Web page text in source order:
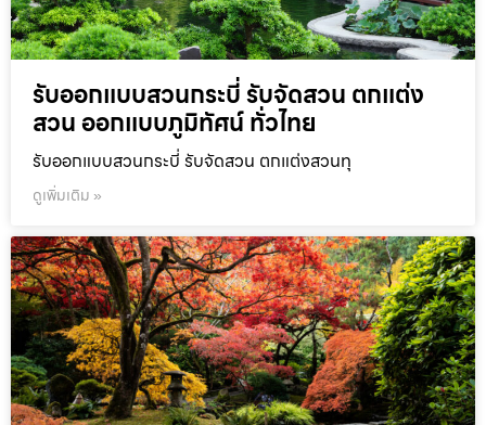
รับออกแบบสวนกระบี่ รับจัดสวน ตกแต่ง
สวน ออกแบบภูมิทัศน์ ทั่วไทย
รับออกแบบสวนกระบี่ รับจัดสวน ตกแต่งสวนทุ
ดูเพิ่มเติม »